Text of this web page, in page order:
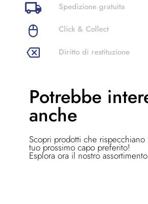
Spedizione gratuita
Click & Collect
Diritto di restituzione
Potrebbe
anche
Scopri prodotti che
tuo prossimo capo preferito!
Esplora ora il nostro